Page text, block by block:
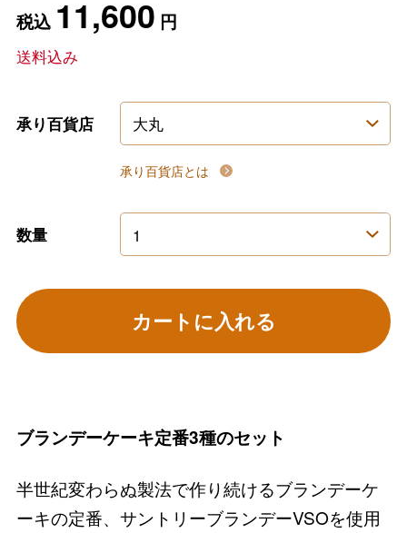
税込 11,600 円
送料込み
承り百貨店
承り百貨店とは
数量
カートに入れる
ブランデーケーキ定番3種のセット
半世紀変わらぬ製法で作り続けるブランデーケ
ーキの定番、サントリーブランデーVSOを使用